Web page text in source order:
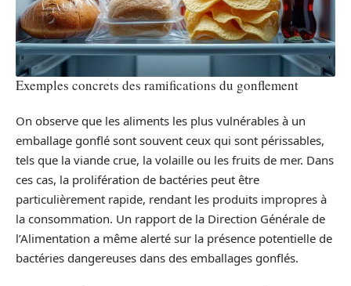
Exemples concrets des ramifications du gonflement
On observe que les aliments les plus vulnérables à un
emballage gonflé sont souvent ceux qui sont périssables,
tels que la viande crue, la volaille ou les fruits de mer. Dans
ces cas, la prolifération de bactéries peut être
particulièrement rapide, rendant les produits impropres à
la consommation. Un rapport de la Direction Générale de
l’Alimentation a même alerté sur la présence potentielle de
bactéries dangereuses dans des emballages gonflés.